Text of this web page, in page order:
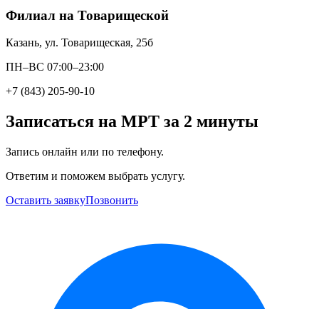
Филиал на Товарищеской
Казань, ул. Товарищеская, 25б
ПН–ВС 07:00–23:00
+7 (843) 205-90-10
Записаться на МРТ за 2 минуты
Запись онлайн или по телефону.
Ответим и поможем выбрать услугу.
Оставить заявкуПозвонить